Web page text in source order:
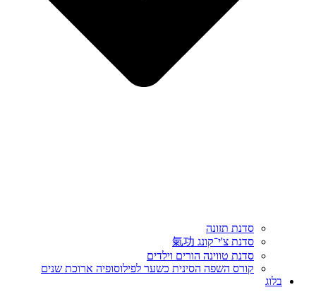
סדנת תזונה
סדנת צ'י־קונג 氣功
סדנת טווינה הורים וילדים
קורס השפה הסינית כשער לפילוסופיה ארוכת שנים
בלוג